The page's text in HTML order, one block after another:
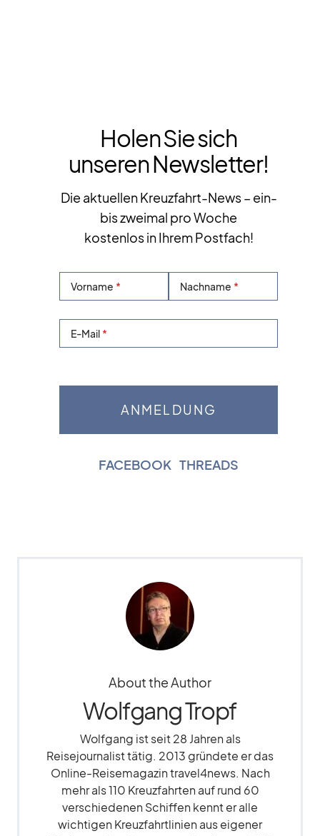
Holen Sie sich
unseren Newsletter!
Die aktuellen Kreuzfahrt-News – ein-
bis zweimal pro Woche
kostenlos in Ihrem Postfach!
Vorname Nachname
E-Mail
FACEBOOK THREADS
About the Author
Wolfgang Tropf
Wolfgang ist seit 28 Jahren als
Reisejournalist tätig. 2013 gründete er das
Online-Reisemagazin travel4news. Nach
mehr als 110 Kreuzfahrten auf rund 60
verschiedenen Schiffen kennt er alle
wichtigen Kreuzfahrtlinien aus eigener